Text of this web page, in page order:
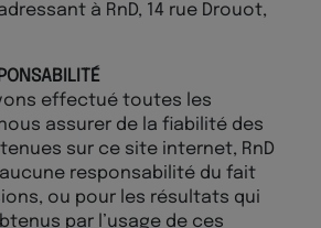
à RnD, 14 rue Drouot,
effectué toutes les
assurer de la fiabilité des
sur ce site internet, RnD
responsabilité du fait
ou pour les résultats qui
par l’usage de ces